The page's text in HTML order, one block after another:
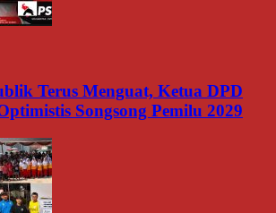
Terus Menguat, Ketua DPD
Songsong Pemilu 2029